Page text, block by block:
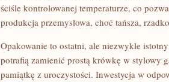
ściśle kontrolowanej temperaturze, co
produkcja przemysłowa, choć tańsza,
Opakowanie to ostatni, ale niezwykle
potrafią zamienić prostą krówkę w stylowy
pamiątkę z uroczystości. Inwestycja w